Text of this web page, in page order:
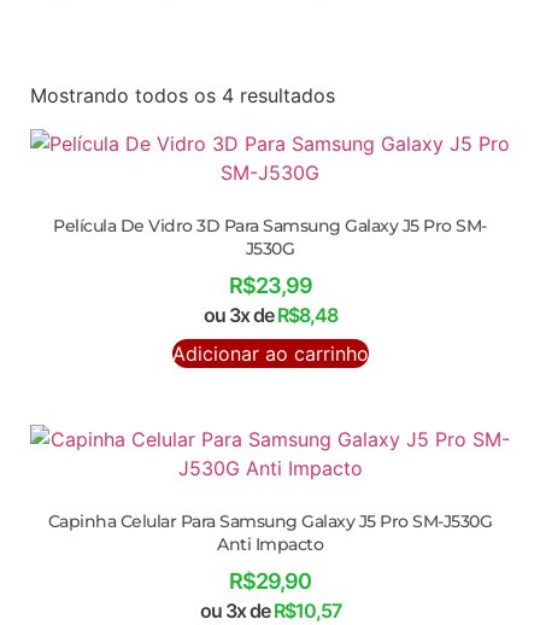
Mostrando todos os 4 resultados
Película De Vidro 3D Para Samsung Galaxy J5 Pro SM-
J530G
R$23,99
ou 3x deR$8,48
Adicionar ao carrinho
Capinha Celular Para Samsung Galaxy J5 Pro SM-J530G
Anti Impacto
R$29,90
ou 3x deR$10,57